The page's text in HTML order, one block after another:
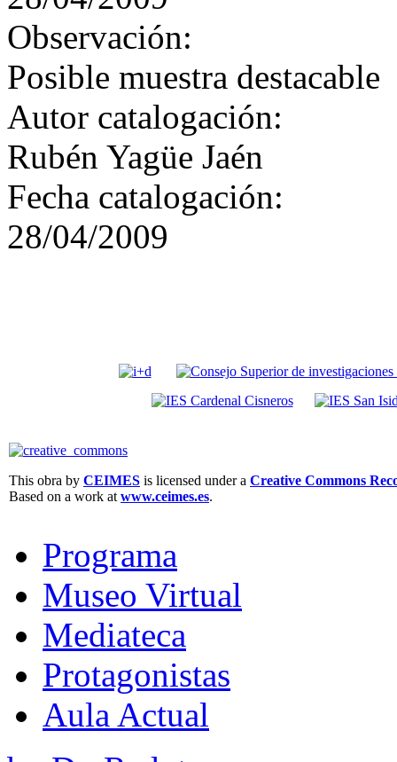
Observación:
Posible muestra destacable
Autor catalogación:
Rubén Yagüe Jaén
Fecha catalogación:
28/04/2009
This obra by CEIMES is licensed under a Creative Commons
Based on a work at www.ceimes.es.
Programa
Museo Virtual
Mediateca
Protagonistas
Aula Actual